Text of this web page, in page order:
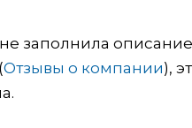
заполнила описание
Отзывы о компании),